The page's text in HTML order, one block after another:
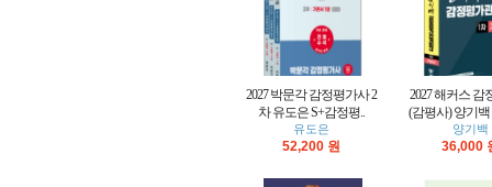
2027 박문각 감정평가사 2
차 유도은 S+감정평..
유도은
52,200 원
2027 해커스 감
(감평사) 양기백
양기백
36,000